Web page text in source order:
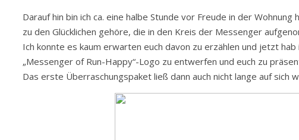
Darauf hin bin ich ca. eine halbe Stunde vor Freude in der
zu den Glücklichen gehöre, die in den Kreis der Messenger
Ich konnte es kaum erwarten euch davon zu erzählen und jetzt
„Messenger of Run-Happy“-Logo zu entwerfen und euch zu
Das erste Überraschungspaket ließ dann auch nicht lange auf